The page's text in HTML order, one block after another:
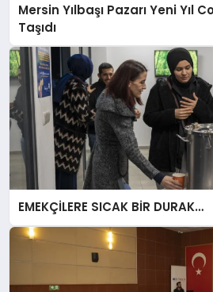
Mersin Yılbaşı Pazarı Yeni Yıl
Taşıdı
EMEKÇİLERE SICAK BİR DURAK…